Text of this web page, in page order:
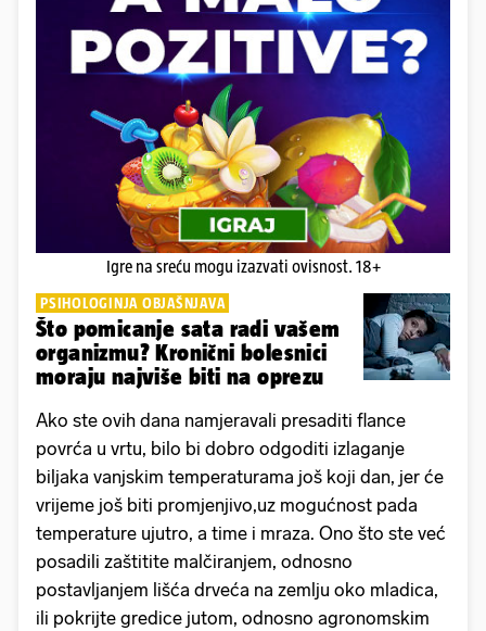
Igre na sreću mogu izazvati ovisnost. 18+
PSIHOLOGINJA OBJAŠNJAVA
Što pomicanje sata radi vašem
organizmu? Kronični bolesnici
moraju najviše biti na oprezu
Ako ste ovih dana namjeravali presaditi flance
povrća u vrtu, bilo bi dobro odgoditi izlaganje
biljaka vanjskim temperaturama još koji dan, jer će
vrijeme još biti promjenjivo,uz mogućnost pada
temperature ujutro, a time i mraza. Ono što ste već
posadili zaštitite malčiranjem, odnosno
postavljanjem lišća drveća na zemlju oko mladica,
ili pokrijte gredice jutom, odnosno agronomskim